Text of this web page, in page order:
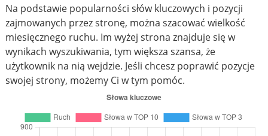
Na podstawie popularności słów kluczowych i pozycji
zajmowanych przez stronę, można szacować wielkość
miesięcznego ruchu. Im wyżej strona znajduje się w
wynikach wyszukiwania, tym większa szansa, że
użytkownik na nią wejdzie. Jeśli chcesz poprawić pozycje
swojej strony, możemy Ci w tym pomóc.